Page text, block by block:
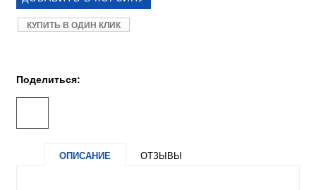
КУПИТЬ В ОДИН КЛИК
Поделиться:
ОПИСАНИЕ ОТЗЫВЫ